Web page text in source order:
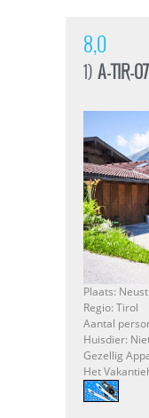
8,0
1) A-TIR-
Plaats:
Regio: Tirol
Aantal
Huisdier:
Gezellig
Het